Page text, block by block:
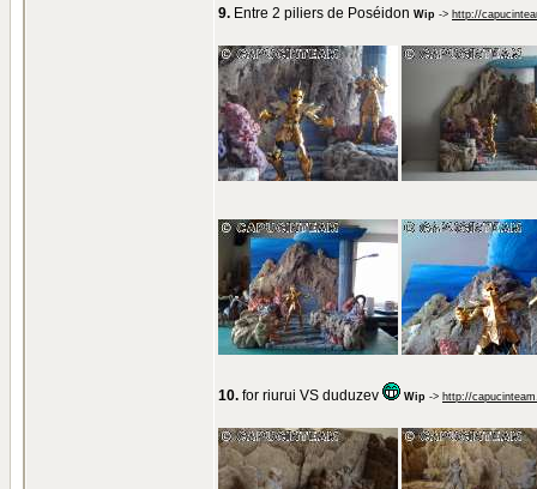
9. Entre 2 piliers de Poséidon Wip -> http://
10. for riurui VS duduzev Wip -> http://